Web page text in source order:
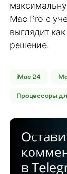
Mac Pro с
выглядит
решение.
iMac 24
Процессоры